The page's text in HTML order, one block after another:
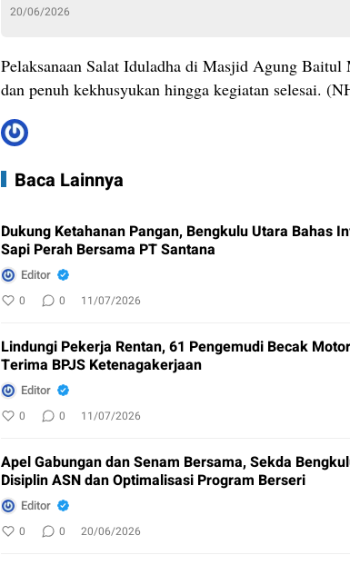
20/06/2026
Pelaksanaan Salat Iduladha di Masjid Agung
dan penuh kekhusyukan hingga kegiatan selesai.
Baca Lainnya
Dukung Ketahanan Pangan, Bengkulu Utara Bahas
Sapi Perah Bersama PT Santana
Editor
0 0 11/07/2026
Lindungi Pekerja Rentan, 61 Pengemudi Becak
Terima BPJS Ketenagakerjaan
Editor
0 0 11/07/2026
Apel Gabungan dan Senam Bersama, Sekda
Disiplin ASN dan Optimalisasi Program Berseri
Editor
0 0 20/06/2026